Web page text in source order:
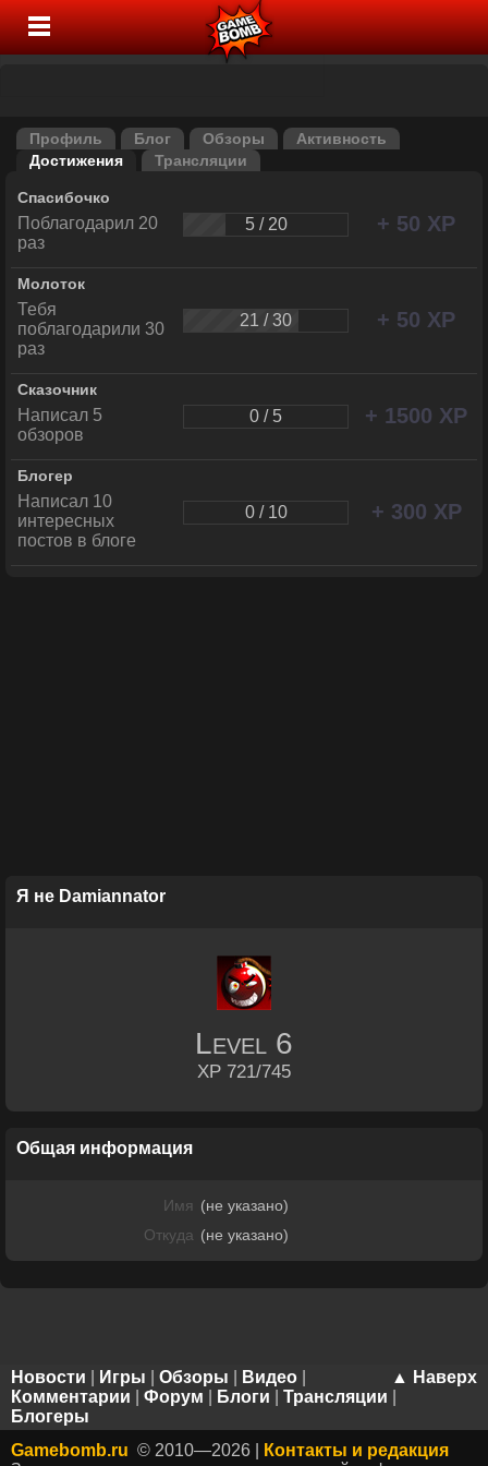
Профиль Блог Обзоры
Активность
Достижения
Трансляции
Спасибочко
Поблагодарил 20
раз
5 / 20 + 50 XP
Молоток
Тебя
поблагодарили 30
раз
21 / 30 + 50 XP
Сказочник
Написал 5
обзоров
0 / 5 + 1500 XP
Блогер
Написал 10
интересных
постов в блоге
0 / 10 + 300 XP
Я не Damiannator
Level 6
XP 721/745
Общая информация
Имя (не указано)
Откуда (не указано)
▲ Наверх
Новости Игры Обзоры Видео
Комментарии
Форум Блоги Трансляции
Блогеры
Gamebomb.ru © 2010—2026 |
Контакты и редакция